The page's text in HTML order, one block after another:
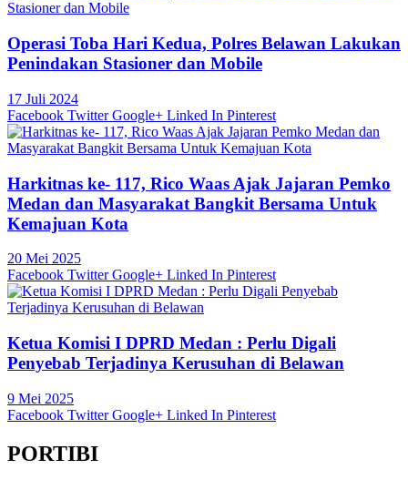
Operasi Toba Hari Kedua, Polres Belawan Lakukan
Penindakan Stasioner dan Mobile
17 Juli 2024
Facebook Twitter Google+ Linked In Pinterest
Harkitnas ke- 117, Rico Waas Ajak Jajaran Pemko
Medan dan Masyarakat Bangkit Bersama Untuk
Kemajuan Kota
20 Mei 2025
Facebook Twitter Google+ Linked In Pinterest
Ketua Komisi I DPRD Medan : Perlu Digali
Penyebab Terjadinya Kerusuhan di Belawan
9 Mei 2025
Facebook Twitter Google+ Linked In Pinterest
PORTIBI